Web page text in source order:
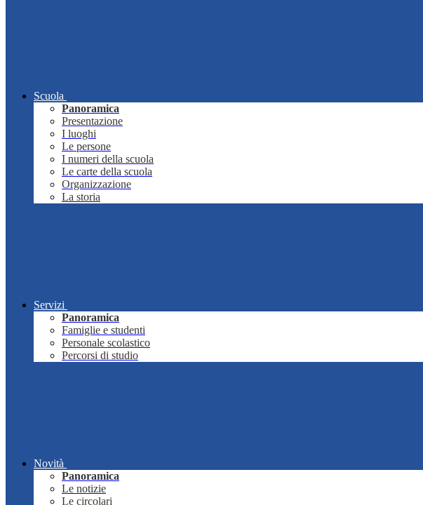
Scuola
Panoramica
Presentazione
I luoghi
Le persone
I numeri della scuola
Le carte della scuola
Organizzazione
La storia
Servizi
Panoramica
Famiglie e studenti
Personale scolastico
Percorsi di studio
Novità
Panoramica
Le notizie
Le circolari